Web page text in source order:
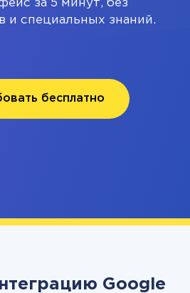
за 5 минут, без
и специальных знаний.
бесплатно
Google